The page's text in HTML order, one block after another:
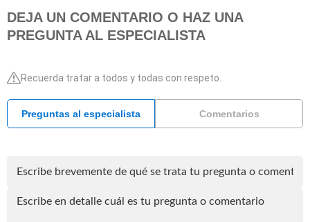
DEJA UN COMENTARIO O HAZ UNA
PREGUNTA AL ESPECIALISTA
Recuerda tratar a todos y todas con respeto.
Preguntas al especialista Comentarios